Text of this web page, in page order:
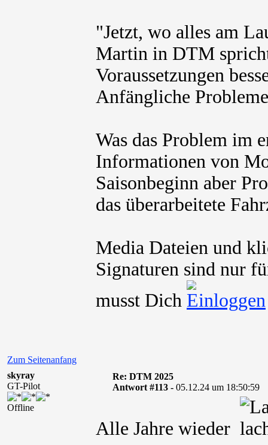
"Jetzt, wo alles am
Martin in DTM
Voraussetzungen
Anfängliche
Was das Problem im
Informationen von
Saisonbeginn aber
das überarbeitete
Media Dateien und
Signaturen sind nur
musst Dich
Zum Seitenanfang
skyray
GT-Pilot
Offline
Re: DTM 2025
Antwort #113 - 05.12.24 um 18:50:59
Alle Jahre wieder